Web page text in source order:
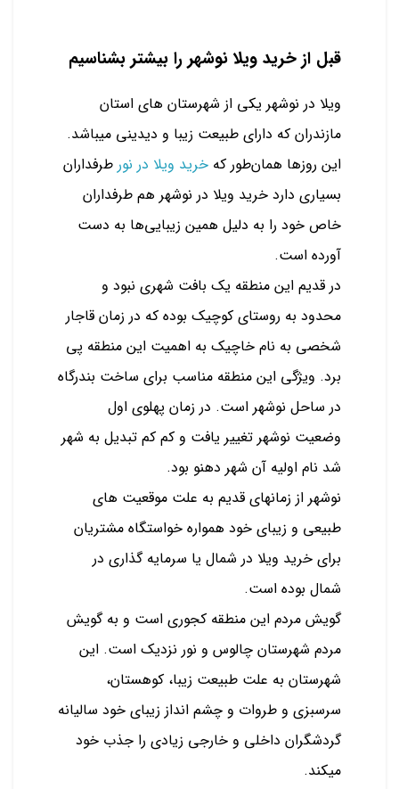
قبل از خرید ویلا نوشهر را بیشتر بشناسیم
ویلا در نوشهر یکی از شهرستان های استان
مازندران که دارای طبیعت زیبا و دیدینی میباشد.
این روزها همان‌طور که خرید ویلا در نور طرفداران
بسیاری دارد خرید ویلا در نوشهر هم طرفداران
خاص خود را به دلیل همین زیبایی‌ها به دست
آورده است.
در قدیم این منطقه یک بافت شهری نبود و
محدود به روستای کوچیک بوده که در زمان قاجار
شخصی به نام خاچیک به اهمیت این منطقه پی
برد. ویژگی این منطقه مناسب برای ساخت بندرگاه
در ساحل نوشهر است. در زمان پهلوی اول
وضعیت نوشهر تغییر یافت و کم کم تبدیل به شهر
شد نام اولیه آن شهر دهنو بود.
نوشهر از زمانهای قدیم به علت موقعیت های
طبیعی و زیبای خود همواره خواستگاه مشتریان
برای خرید ویلا در شمال یا سرمایه گذاری در
شمال بوده است.
گویش مردم این منطقه کجوری است و به گویش
مردم شهرستان چالوس و نور نزدیک است. این
شهرستان به علت طبیعت زیبا، کوهستان،
سرسبزی و طروات و چشم انداز زیبای خود سالیانه
گردشگران داخلی و خارجی زیادی را جذب خود
میکند.